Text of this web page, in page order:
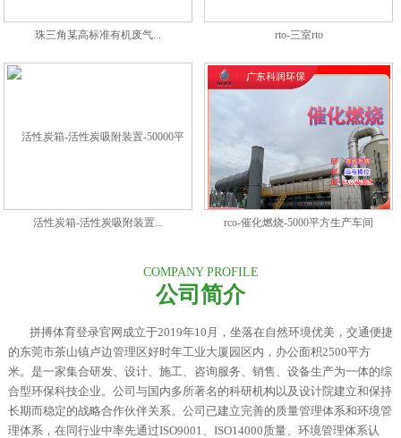
珠三角某高标准有机废气... rto-三室rto
活性炭箱-活性炭吸附装置... rco-催化燃烧-5000平方生产车间
COMPANY PROFILE
公司简介
拼搏体育登录官网成立于2019年10月，坐落在自然环境优美，交通便捷
的东莞市茶山镇卢边管理区好时年工业大厦园区内，办公面积2500平方
米。是一家集合研发、设计、施工、咨询服务、销售、设备生产为一体的综
合型环保科技企业。 公司与国内多所著名的科研机构以及设计院建立和保持
长期而稳定的战略合作伙伴关系。公司已建立完善的质量管理体系和环境管
理体系，在同行业中率先通过ISO9001、ISO14000质量、环境管理体系认